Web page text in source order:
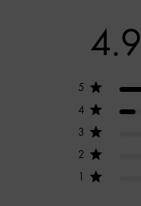
4.9
5
4
3
2
1